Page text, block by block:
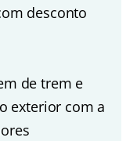
desconto
de trem e
exterior com a